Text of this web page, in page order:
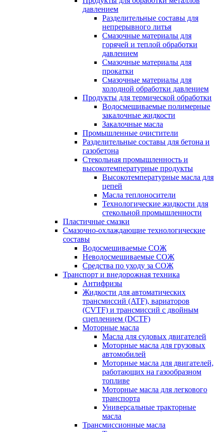
давлением
Разделительные составы для
непрерывного литья
Смазочные материалы для
горячей и теплой обработки
давлением
Смазочные материалы для
прокатки
Смазочные материалы для
холодной обработки давлением
Продукты для термической обработки
Водосмешиваемые полимерные
закалочные жидкости
Закалочные масла
Промышленные очистители
Разделительные составы для бетона и
газобетона
Стекольная промышленность и
высокотемпературные продукты
Высокотемпературные масла для
цепей
Масла теплоносители
Технологические жидкости для
стекольной промышленности
Пластичные смазки
Смазочно-охлаждающие технологические
составы
Водосмешиваемые СОЖ
Неводосмешиваемые СОЖ
Средства по уходу за СОЖ
Транспорт и внедорожная техника
Антифризы
Жидкости для автоматических
трансмиссий (ATF), вариаторов
(CVTF) и трансмиссий с двойным
сцеплением (DCTF)
Моторные масла
Масла для судовых двигателей
Моторные масла для грузовых
автомобилей
Моторные масла для двигателей,
работающих на газообразном
топливе
Моторные масла для легкового
транспорта
Универсальные тракторные
масла
Трансмиссионные масла